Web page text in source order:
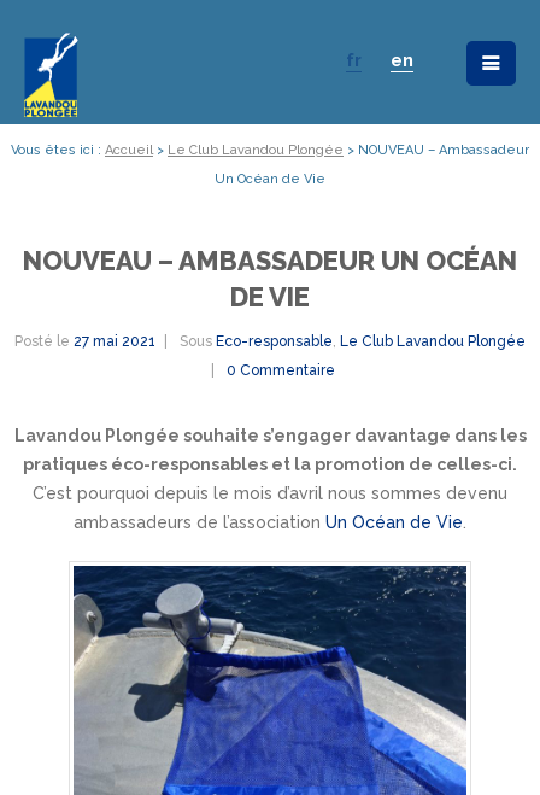
fr en
Vous êtes ici : Accueil> Le Club Lavandou Plongée > NOUVEAU – Ambassadeur
Un Océan de Vie
NOUVEAU – AMBASSADEUR UN OCÉAN
DE VIE
Posté le 27 mai 2021 Sous Eco-responsable, Le Club Lavandou Plongée
0 Commentaire
Lavandou Plongée souhaite s’engager davantage dans les
pratiques éco-responsables et la promotion de celles-ci.
C’est pourquoi depuis le mois d’avril nous sommes devenu
ambassadeurs de l’association Un Océan de Vie